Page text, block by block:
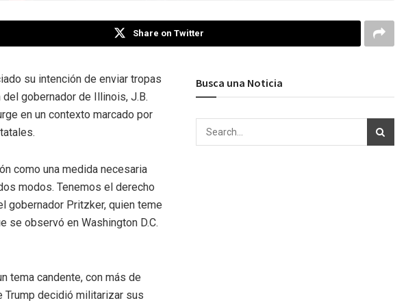
Share on Twitter
su intención de enviar tropas
gobernador de Illinois, J.B.
en un contexto marcado por
como una medida necesaria
modos. Tenemos el derecho
gobernador Pritzker, quien teme
se observó en Washington D.C.
tema candente, con más de
Trump decidió militarizar sus
Busca una Noticia